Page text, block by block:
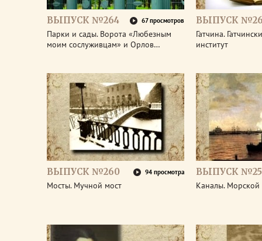
ВЫПУСК №264 67 просмотров
Парки и сады. Ворота «Любезным
моим сослуживцам» и Орлов…
ВЫПУСК
Гатчина.
институт
ВЫПУСК №260 94 просмотра
Мосты. Мучной мост
ВЫПУСК
Каналы. Морской